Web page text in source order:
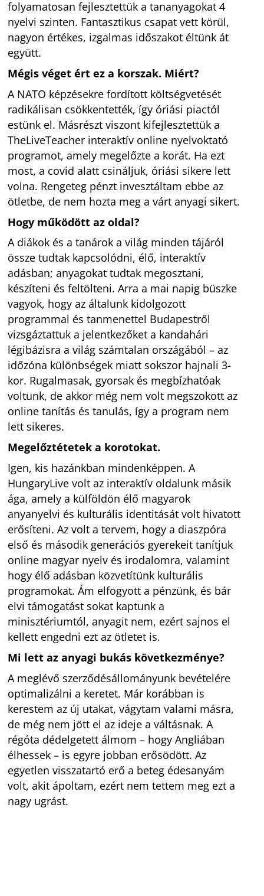
folyamatosan fejlesztettük a tananyagokat 4
nyelvi szinten. Fantasztikus csapat vett körül,
nagyon értékes, izgalmas időszakot éltünk át
együtt.
Mégis véget ért ez a korszak. Miért?
A NATO képzésekre fordított költségvetését
radikálisan csökkentették, így óriási piactól
estünk el. Másrészt viszont kifejlesztettük a
TheLiveTeacher interaktív online nyelvoktató
programot, amely megelőzte a korát. Ha ezt
most, a covid alatt csináljuk, óriási sikere lett
volna. Rengeteg pénzt invesztáltam ebbe az
ötletbe, de nem hozta meg a várt anyagi sikert.
Hogy működött az oldal?
A diákok és a tanárok a világ minden tájáról
össze tudtak kapcsolódni, élő, interaktív
adásban; anyagokat tudtak megosztani,
készíteni és feltölteni. Arra a mai napig büszke
vagyok, hogy az általunk kidolgozott
programmal és tanmenettel Budapestről
vizsgáztattuk a jelentkezőket a kandahári
légibázisra a világ számtalan országából – az
időzóna különbségek miatt sokszor hajnali 3-
kor. Rugalmasak, gyorsak és megbízhatóak
voltunk, de akkor még nem volt megszokott az
online tanítás és tanulás, így a program nem
lett sikeres.
Megelőztétetek a korotokat.
Igen, kis hazánkban mindenképpen. A
HungaryLive volt az interaktív oldalunk másik
ága, amely a külföldön élő magyarok
anyanyelvi és kulturális identitását volt hivatott
erősíteni. Az volt a tervem, hogy a diaszpóra
első és második generációs gyerekeit tanítjuk
online magyar nyelv és irodalomra, valamint
hogy élő adásban közvetítünk kulturális
programokat. Ám elfogyott a pénzünk, és bár
elvi támogatást sokat kaptunk a
minisztériumtól, anyagit nem, ezért sajnos el
kellett engedni ezt az ötletet is.
Mi lett az anyagi bukás következménye?
A meglévő szerződésállományunk bevételére
optimalizálni a keretet. Már korábban is
kerestem az új utakat, vágytam valami másra,
de még nem jött el az ideje a váltásnak. A
régóta dédelgetett álmom – hogy Angliában
élhessek – is egyre jobban erősödött. Az
egyetlen visszatartó erő a beteg édesanyám
volt, akit ápoltam, ezért nem tettem meg ezt a
nagy ugrást.